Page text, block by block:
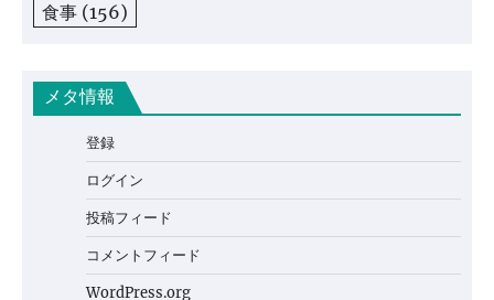
食事 (156)
メタ情報
登録
ログイン
投稿フィード
コメントフィード
WordPress.org